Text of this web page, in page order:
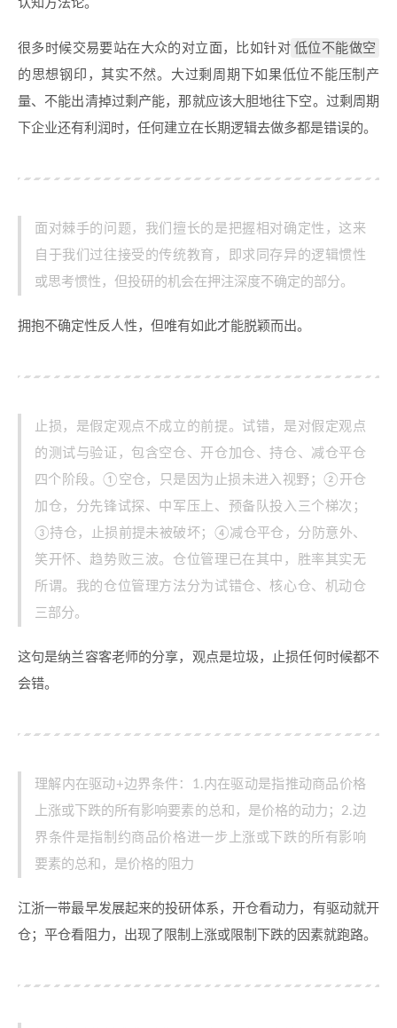
认知方法论。
很多时候交易要站在大众的对立面，比如针对 低位不能做空
的思想钢印，其实不然。大过剩周期下如果低位不能压制产
量、不能出清掉过剩产能，那就应该大胆地往下空。过剩周期
下企业还有利润时，任何建立在长期逻辑去做多都是错误的。
面对棘手的问题，我们擅长的是把握相对确定性，这来
自于我们过往接受的传统教育，即求同存异的逻辑惯性
或思考惯性，但投研的机会在押注深度不确定的部分。
拥抱不确定性反人性，但唯有如此才能脱颖而出。
止损，是假定观点不成立的前提。试错，是对假定观点
的测试与验证，包含空仓、开仓加仓、持仓、减仓平仓
四个阶段。①空仓，只是因为止损未进入视野；②开仓
加仓，分先锋试探、中军压上、预备队投入三个梯次；
③持仓，止损前提未被破坏；④减仓平仓，分防意外、
笑开怀、趋势败三波。仓位管理已在其中，胜率其实无
所谓。我的仓位管理方法分为试错仓、核心仓、机动仓
三部分。
这句是纳兰容客老师的分享，观点是垃圾，止损任何时候都不
会错。
理解内在驱动+边界条件：1.内在驱动是指推动商品价格
上涨或下跌的所有影响要素的总和，是价格的动力；2.边
界条件是指制约商品价格进一步上涨或下跌的所有影响
要素的总和，是价格的阻力
江浙一带最早发展起来的投研体系，开仓看动力，有驱动就开
仓；平仓看阻力，出现了限制上涨或限制下跌的因素就跑路。